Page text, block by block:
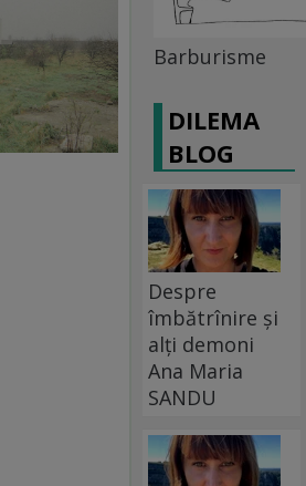
Barburisme
DILEMA
BLOG
Despre
îmbătrînire și
alți demoni
Ana Maria
SANDU